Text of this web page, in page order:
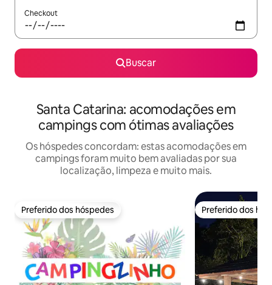
Checkout
Buscar
Santa Catarina: acomodações em
campings com ótimas avaliações
Os hóspedes concordam: estas acomodações em
campings foram muito bem avaliadas por sua
localização, limpeza e muito mais.
Preferido dos hóspedes
Preferido dos hóspedes Preferido dos
Preferido dos